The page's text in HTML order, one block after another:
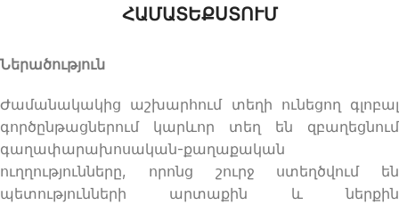
ՀԱՄԱՏԵՔՍՏՈՒՄ
Ներածություն
Ժամանակակից աշխարհում տեղի ունեցող գլոբալ
գործընթացներում կարևոր տեղ են զբաղեցնում
գաղափարախոսական-քաղաքական
ուղղությունները, որոնց շուրջ ստեղծվում են
պետությունների արտաքին և ներքին